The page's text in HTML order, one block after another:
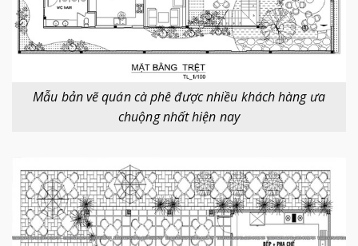
Mẫu bản vẽ quán cà phê được nhiều khách hàng ưa
chuộng nhất hiện nay